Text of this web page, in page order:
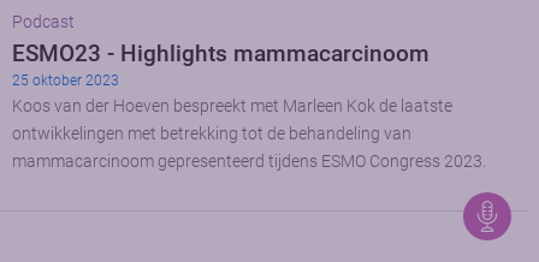
Podcast
ESMO23 - Highlights mammacarcinoom
25 oktober 2023
Koos van der Hoeven bespreekt met Marleen Kok de laatste
ontwikkelingen met betrekking tot de behandeling van
mammacarcinoom gepresenteerd tijdens ESMO Congress 2023.